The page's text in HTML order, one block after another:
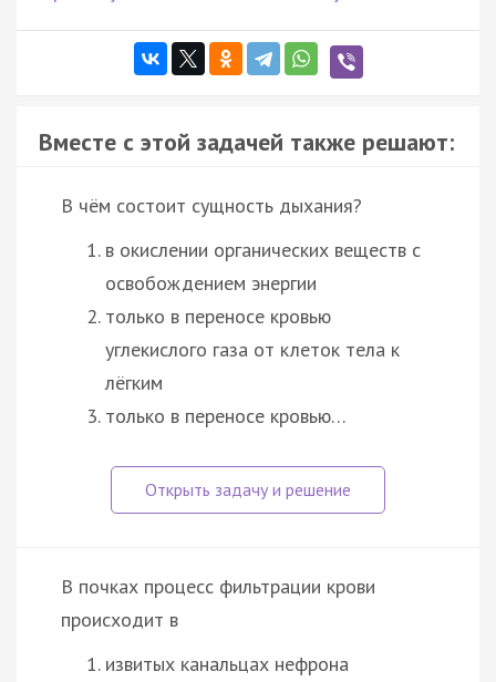
Вместе с этой задачей также решают:
В чём состоит сущность дыхания?
в окислении органических веществ с
освобождением энергии
только в переносе кровью
углекислого газа от клеток тела к
лёгким
только в переносе кровью…
В почках процесс фильтрации крови
происходит в
извитых канальцах нефрона